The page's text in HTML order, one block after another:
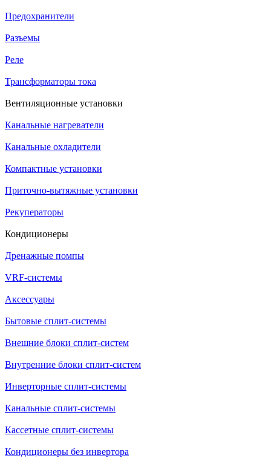
Предохранители
Разъемы
Реле
Трансформаторы тока
Вентиляционные установки
Канальные нагреватели
Канальные охладители
Компактные установки
Приточно-вытяжные установки
Рекуператоры
Кондиционеры
Дренажные помпы
VRF-системы
Аксессуары
Бытовые сплит-системы
Внешние блоки сплит-систем
Внутренние блоки сплит-систем
Инверторные сплит-системы
Канальные сплит-системы
Кассетные сплит-системы
Кондиционеры без инвертора